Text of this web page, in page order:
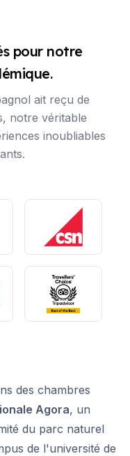
pour notre
ait reçu de
notre véritable
inoubliables
des chambres
Agora, un
du parc naturel
de l'université de